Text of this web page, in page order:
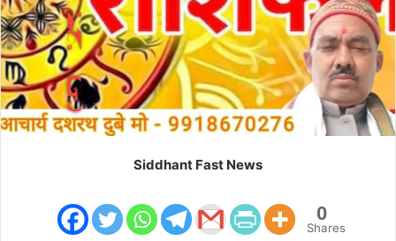
a
i
l
Siddhant Fast News
0
Shares